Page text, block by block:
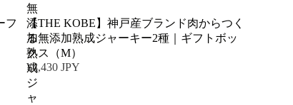
フ
無
添
加
熟
成
ジ
ャ
【THE KOBE】神戸産ブランド肉からつく
る無添加熟成ジャーキー2種｜ギフトボッ
クス（M）
¥4,430 JPY